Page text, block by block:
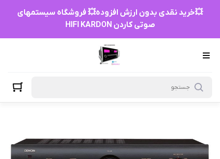
💥خرید نقدی بدون ارزش افزوده💥 فروشگاه سیستمهای
صوتی کاردن HIFI KARDON